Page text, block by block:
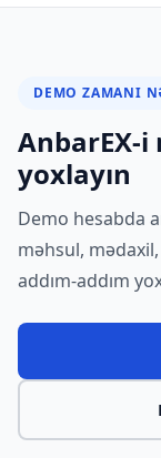
DEMO ZAMANI
AnbarEX-i
yoxlayın
Demo hesabda
məhsul,
addım-addım